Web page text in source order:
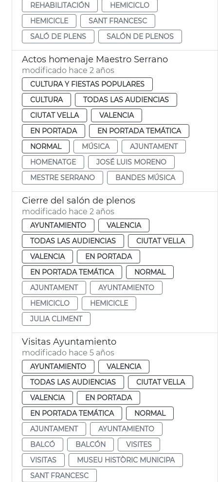
REHABILITACIÓN
HEMICICLO
HEMICICLE
SANT FRANCESC
SALÓ DE PLENS
SALÓN DE PLENOS
Actos homenaje Maestro Serrano
modificado hace 2 años
CULTURA Y FIESTAS POPULARES
CULTURA
TODAS LAS AUDIENCIAS
CIUTAT VELLA
VALENCIA
EN PORTADA
EN PORTADA TEMÁTICA
NORMAL
MÚSICA
AJUNTAMENT
HOMENATGE
JOSÉ LUIS MORENO
MESTRE SERRANO
BANDES MÚSICA
Cierre del salón de plenos
modificado hace 2 años
AYUNTAMIENTO
VALENCIA
TODAS LAS AUDIENCIAS
CIUTAT VELLA
VALENCIA
EN PORTADA
EN PORTADA TEMÁTICA
NORMAL
AJUNTAMENT
AYUNTAMIENTO
HEMICICLO
HEMICICLE
JULIA CLIMENT
Visitas Ayuntamiento
modificado hace 5 años
AYUNTAMIENTO
VALENCIA
TODAS LAS AUDIENCIAS
CIUTAT VELLA
VALENCIA
EN PORTADA
EN PORTADA TEMÁTICA
NORMAL
AJUNTAMENT
AYUNTAMIENTO
BALCÓ
BALCÓN
VISITES
VISITAS
MUSEU HISTÒRIC MUNICIPA
SANT FRANCESC